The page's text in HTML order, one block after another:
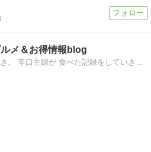
メ＆お得情報blog
夫婦揃って食べるの大好き。 辛口主婦が 食べた記録をしていきます。 辛口なくせに激辛な食べ物は苦手。 激辛は夫担当。 あっさり系よりこってり濃厚系が 好き…